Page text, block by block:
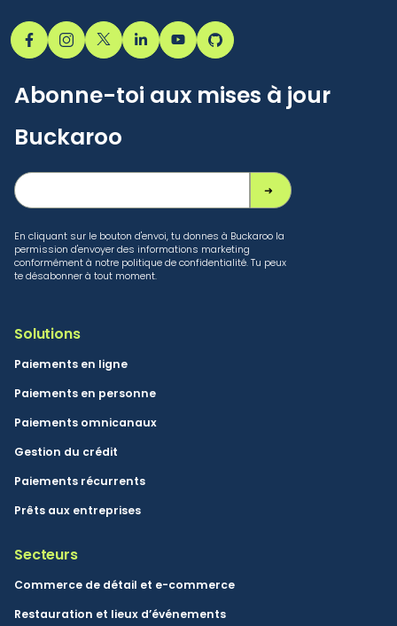
Abonne-toi aux mises à jour
Buckaroo
En cliquant sur le bouton d'envoi, tu donnes à Buckaroo la
permission d'envoyer des informations marketing
conformément à notre politique de confidentialité. Tu peux
te désabonner à tout moment.
Solutions
Paiements en ligne
Paiements en personne
Paiements omnicanaux
Gestion du crédit
Paiements récurrents
Prêts aux entreprises
Secteurs
Commerce de détail et e-commerce
Restauration et lieux d’événements